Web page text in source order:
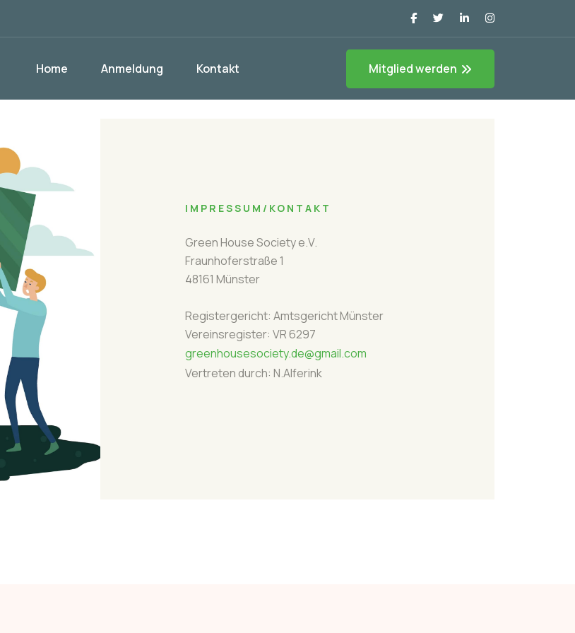
Home Anmeldung Kontakt Mitglied werden
IMPRESSUM/KONTAKT
Green House Society e.V.
Fraunhoferstraße 1
48161 Münster
Registergericht: Amtsgericht Münster
Vereinsregister: VR 6297
greenhousesociety.de@gmail.com
Vertreten durch: N.Alferink